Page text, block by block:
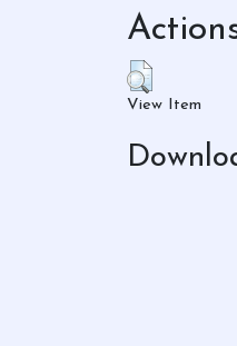
View Item